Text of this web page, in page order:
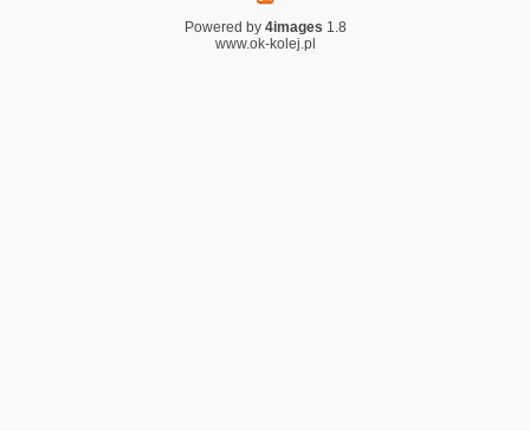
Powered by 4images 1.8
www.ok-kolej.pl